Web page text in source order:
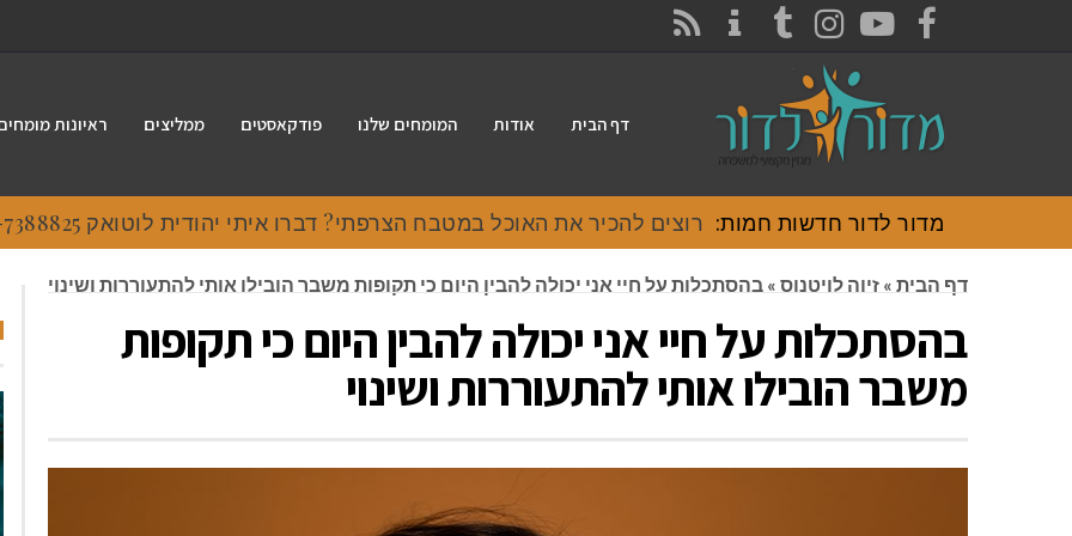
FACEBOOK
YOUTUBE
INSTAGRAM
TUMBLR
דף הבית אודות המומחים שלנו פודקאסטים ממליצים ראיונות
מדור לדור חדשות חמות: רוצים להכיר את האוכל במטבח הצרפתי? דברו איתי יהודית לוטואק 054-7388825.
דף הבית » זיוה לויטנוס » בהסתכלות על חיי אני יכולה להבין היום כי תקופות משבר הובילו אותי להתעוררות ושינוי
בהסתכלות על חיי אני יכולה להבין היום כי תקופות
משבר הובילו אותי להתעוררות ושינוי